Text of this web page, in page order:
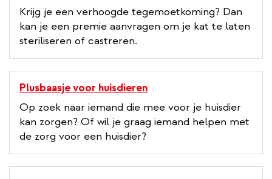
Krijg je een verhoogde tegemoetkoming? Dan
kan je een premie aanvragen om je kat te laten
steriliseren of castreren.
Plusbaasje voor huisdieren
Op zoek naar iemand die mee voor je huisdier
kan zorgen? Of wil je graag iemand helpen met
de zorg voor een huisdier?